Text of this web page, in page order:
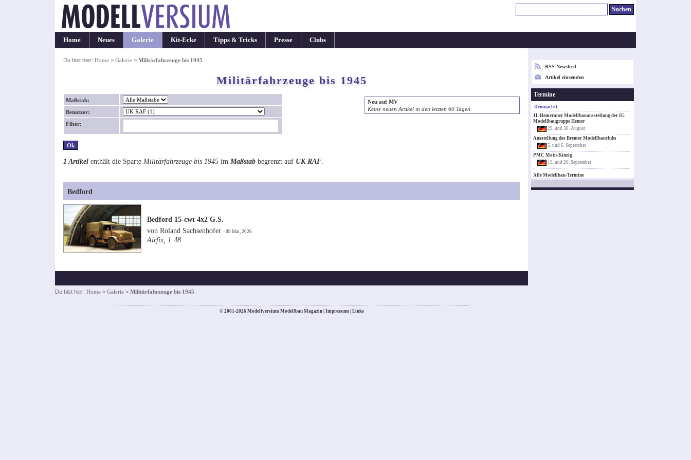
Home Neues Galerie Kit-Ecke Tipps & Tricks Presse Clubs
Du bist hier: Home> Galerie> Militärfahrzeuge bis 1945
Militärfahrzeuge bis 1945
Neu auf MV
Keine neuen Artikel in den letzten 60 Tagen.
Maßstab:
Benutzer:
Filter:
1 Artikelenthält die Sparte Militärfahrzeuge bis 1945im Maßstab begrenzt auf UK RAF.
Bedford
Bedford 15-cwt 4x2 G.S.
von Roland Sachsenhofer - 09 Mai, 2026
Airfix, 1:48
Du bist hier: Home > Galerie > Militärfahrzeuge bis 1945
© 2001-2026 Modellversium Modellbau Magazin | Impressum| Links
RSS-Newsfeed
Artikel einsenden
Termine
Demnächst:
11. Hemeraner Modellbauausstellung der IG
Modellbaugruppe Hemer
29. und 30. August
Ausstellung des Bremer Modellbauclubs
5. und 6. September
PMC Main-Kinzig
19. und 20. September
Alle Modellbau-Termine